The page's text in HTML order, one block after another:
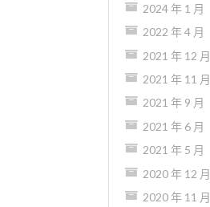
2024 年 1 月
2022 年 4 月
2021 年 12 月
2021 年 11 月
2021 年 9 月
2021 年 6 月
2021 年 5 月
2020 年 12 月
2020 年 11 月